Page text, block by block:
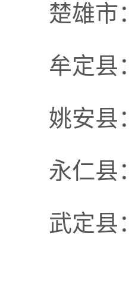
楚雄市：
牟定县：
姚安县：
永仁县：
武定县：